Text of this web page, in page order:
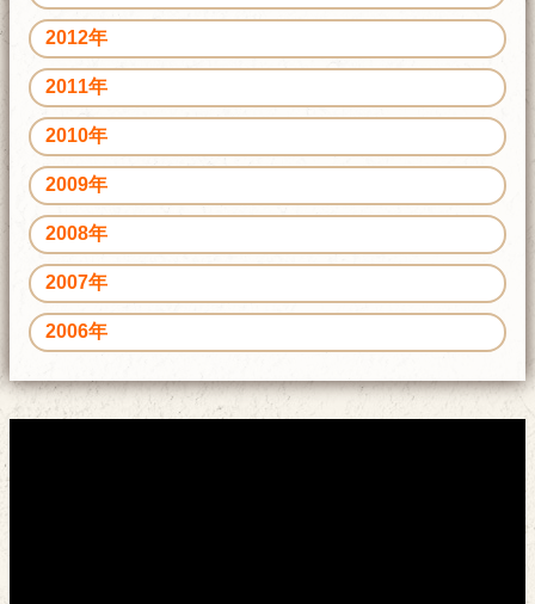
2012年
2011年
2010年
2009年
2008年
2007年
2006年